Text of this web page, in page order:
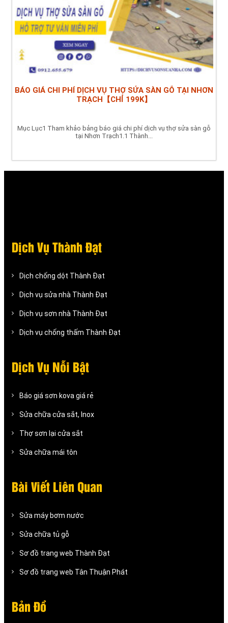
BÁO GIÁ CHI PHÍ DỊCH VỤ THỢ SỬA SÀN GỖ TẠI NHƠN
TRẠCH【CHỈ 199K】
Mục Lục1 Tham khảo bảng báo giá chi phí dịch vụ thợ sửa sàn gỗ
tại Nhơn Trạch1.1 Thành...
Dịch Vụ Thành Đạt
Dịch chống dột Thành Đạt
Dịch vụ sửa nhà Thành Đạt
Dịch vụ sơn nhà Thành Đạt
Dịch vụ chống thấm Thành Đạt
Dịch Vụ Nỗi Bật
Báo giá sơn kova giá rẻ
Sửa chữa cửa sắt, Inox
Thợ sơn lại cửa sắt
Sửa chữa mái tôn
Bài Viết Liên Quan
Sửa máy bơm nước
Sửa chữa tủ gỗ
Sơ đồ trang web Thành Đạt
Sơ đồ trang web Tân Thuận Phát
Bản Đồ